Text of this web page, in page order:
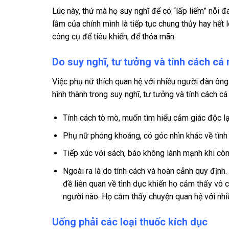
Lúc này, thứ mà họ suy nghĩ để có “lấp liếm”
lầm của chính mình là tiếp tục chung thủy hay
công cụ để tiêu khiển, để thỏa mãn.
Do suy nghĩ, tư tưởng và tính cách cá
Việc phụ nữ thích quan hệ với nhiều người đàn ông
hình thành trong suy nghĩ, tư tưởng và tính cách cá
Tính cách tò mò, muốn tìm hiểu cảm giác độc
Phụ nữ phóng khoáng, có góc nhìn khác về
Tiếp xúc với sách, báo không lành mạnh khi
Ngoài ra là do tính cách và hoàn cảnh quy
đề liên quan về tình dục khiến họ cảm thấy vô
người nào. Họ cảm thấy chuyện quan hệ với
Uống phải các loại thuốc kích dục